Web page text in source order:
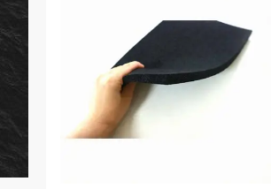
Edouard Deanda
Merci pour votre bonne hospitalité.
société est très professionnelle, nous
aura la coopération gentille dans un